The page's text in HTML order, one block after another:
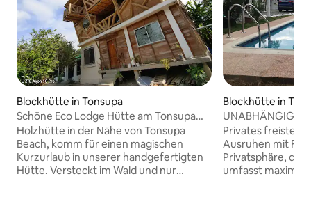
Blockhütte in Tonsupa
Schöne Eco Lodge Hütte am Tonsupa
Beach
Holzhütte in der Nähe von Tonsupa
Beach, komm für einen magischen
Kurzurlaub in unserer handgefertigten
Hütte. Versteckt im Wald und nur
Blockhütte in
UNABHÄNGIGES
VON TONSUPA,
Privates
Ausruhen mit Familie oder
Privatsphäre, der
umfasst maximal